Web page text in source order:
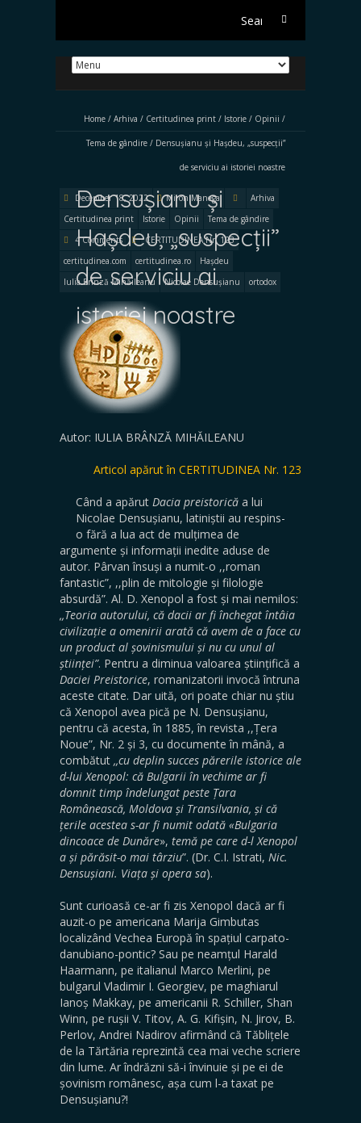
Search
Home / Arhiva / Certitudinea print / Istorie / Opinii /
Tema de gândire / Densușianu și Hașdeu, „suspecții”
de serviciu ai istoriei noastre
Densușianu și
Hașdeu, „suspecții”
de serviciu ai
istoriei noastre
December 18, 2022 Miron Manega
Arhiva
Certitudinea print
Istorie Opinii
Tema de gândire
4 Comments
CERTITUDINEA Nr. 123
certitudinea.com
certitudinea.ro
Hașdeu
Iulia Brînză Mihăileanu
Nicolae Densușianu ortodox
Autor: IULIA BRÂNZĂ MIHĂILEANU
Articol apărut în CERTITUDINEA Nr. 123
Când a apărut Dacia preistorică a lui
Nicolae Densușianu, latiniștii au respins-
o fără a lua act de mulțimea de
argumente și informații inedite aduse de
autor. Pârvan însuși a numit-o ,,roman
fantastic”, ,,plin de mitologie și filologie
absurdă”. Al. D. Xenopol a fost și mai nemilos:
,,Teoria autorului, că dacii ar fi închegat întâia
civilizație a omenirii arată că avem de a face cu
un product al șovinismului și nu cu unul al
științei”. Pentru a diminua valoarea științifică a
Daciei Preistorice, romanizatorii invocă întruna
aceste citate. Dar uită, ori poate chiar nu știu
că Xenopol avea pică pe N. Densușianu,
pentru că acesta, în 1885, în revista ,,Țera
Noue”, Nr. 2 și 3, cu documente în mână, a
combătut ,,cu deplin succes părerile istorice ale
d-lui Xenopol: că Bulgarii în vechime ar fi
domnit timp îndelungat peste Țara
Românească, Moldova și Transilvania, și că
țerile acestea s-ar fi numit odată «Bulgaria
dincoace de Dunăre», temă pe care d-l Xenopol
a și părăsit-o mai târziu”. (Dr. C.I. Istrati, Nic.
Densușiani. Viața și opera sa).
Sunt curioasă ce-ar fi zis Xenopol dacă ar fi
auzit-o pe americana Marija Gimbutas
localizând Vechea Europă în spațiul carpato-
danubiano-pontic? Sau pe neamțul Harald
Haarmann, pe italianul Marco Merlini, pe
bulgarul Vladimir I. Georgiev, pe maghiarul
Ianoș Makkay, pe americanii R. Schiller, Shan
Winn, pe rușii V. Titov, A. G. Kifișin, N. Jirov, B.
Perlov, Andrei Nadirov afirmând că Tăblițele
de la Tărtăria reprezintă cea mai veche scriere
din lume. Ar îndrăzni să-i învinuie și pe ei de
șovinism românesc, așa cum l-a taxat pe
Densușianu?!